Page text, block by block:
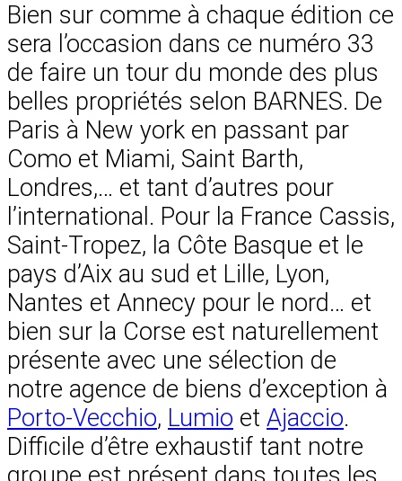
Bien sur comme à chaque édition ce
sera l’occasion dans ce numéro 33
de faire un tour du monde des plus
belles propriétés selon BARNES. De
Paris à New york en passant par
Como et Miami, Saint Barth,
Londres,… et tant d’autres pour
l’international. Pour la France Cassis,
Saint-Tropez, la Côte Basque et le
pays d’Aix au sud et Lille, Lyon,
Nantes et Annecy pour le nord… et
bien sur la Corse est naturellement
présente avec une sélection de
notre agence de biens d’exception à
Porto-Vecchio, Lumio et Ajaccio.
Difficile d’être exhaustif tant notre